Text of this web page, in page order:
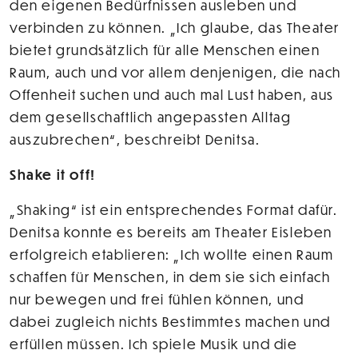
den eigenen Bedürfnissen ausleben und
verbinden zu können. „Ich glaube, das Theater
bietet grundsätzlich für alle Menschen einen
Raum, auch und vor allem denjenigen, die nach
Offenheit suchen und auch mal Lust haben, aus
dem gesellschaftlich angepassten Alltag
auszubrechen“, beschreibt Denitsa.
Shake it off!
„Shaking“ ist ein entsprechendes Format dafür.
Denitsa konnte es bereits am Theater Eisleben
erfolgreich etablieren: „Ich wollte einen Raum
schaffen für Menschen, in dem sie sich einfach
nur bewegen und frei fühlen können, und
dabei zugleich nichts Bestimmtes machen und
erfüllen müssen. Ich spiele Musik und die